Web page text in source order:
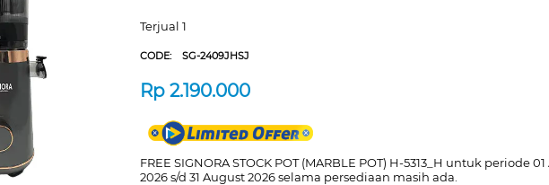
Terjual 1
CODE:SG-2409JHSJ
Rp2.190.000
FREE SIGNORA STOCK POT (MARBLE POT) H-5313_H untuk periode
2026 s/d 31 August 2026 selama persediaan masih ada.